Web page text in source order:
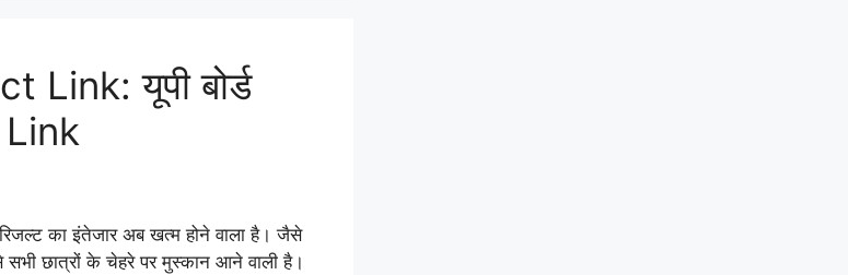
यूपी बोर्ड
Link
का इंतेजार अब खत्म होने वाला है। जैसे
छात्रों के चेहरे पर मुस्कान आने वाली है।